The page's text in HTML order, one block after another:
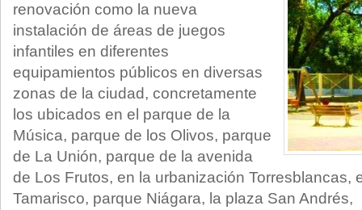
renovación como la nueva
instalación de áreas de juegos
infantiles en diferentes
equipamientos públicos en diversas
zonas de la ciudad, concretamente
los ubicados en el parque de la
Música, parque de los Olivos, parque
de La Unión, parque de la avenida
de Los Frutos, en la urbanización Torresblancas,
Tamarisco, parque Niágara, la plaza San